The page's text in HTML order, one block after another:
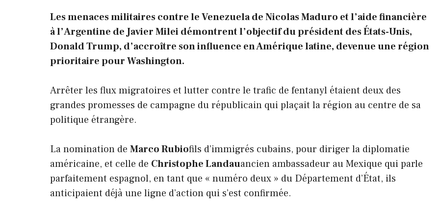
Les menaces militaires contre le Venezuela de Nicolas Maduro et l’aide financière
à l’Argentine de Javier Milei démontrent l’objectif du président des États-Unis,
Donald Trump, d’accroître son influence en Amérique latine, devenue une région
prioritaire pour Washington.
Arrêter les flux migratoires et lutter contre le trafic de fentanyl étaient deux des
grandes promesses de campagne du républicain qui plaçait la région au centre de sa
politique étrangère.
La nomination de Marco Rubiofils d’immigrés cubains, pour diriger la diplomatie
américaine, et celle de Christophe Landauancien ambassadeur au Mexique qui parle
parfaitement espagnol, en tant que « numéro deux » du Département d’État, ils
anticipaient déjà une ligne d’action qui s’est confirmée.